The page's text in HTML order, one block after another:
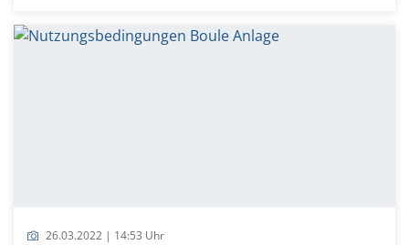
26.03.2022 | 14:53 Uhr